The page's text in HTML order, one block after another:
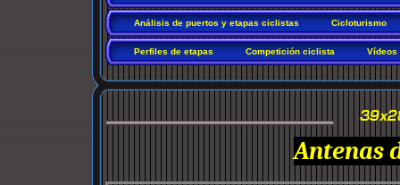
Análisis de puertos y etapas ciclistas Cicloturismo
Perfiles de etapas Competición ciclista Vídeos
Antenas